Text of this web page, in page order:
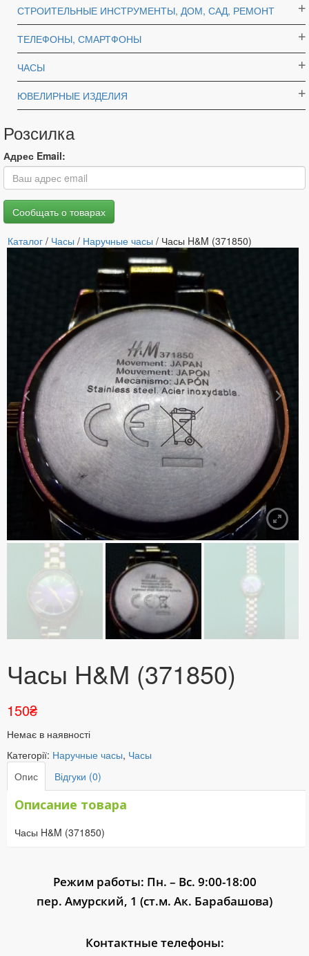
СТРОИТЕЛЬНЫЕ ИНСТРУМЕНТЫ, ДОМ, САД, РЕМОНТ
ТЕЛЕФОНЫ, СМАРТФОНЫ
ЧАСЫ
ЮВЕЛИРНЫЕ ИЗДЕЛИЯ
Розсилка
Адрес Email:
Каталог / Часы / Наручные часы / Часы H&M (371850)
Часы H&M (371850)
150₴
Немає в наявності
Категорії: Наручные часы, Часы
Опис
Відгуки (0)
Описание товара
Часы H&M (371850)
Режим работы: Пн. – Вс. 9:00-18:00
пер. Амурский, 1 (ст.м. Ак. Барабашова)
Контактные телефоны: